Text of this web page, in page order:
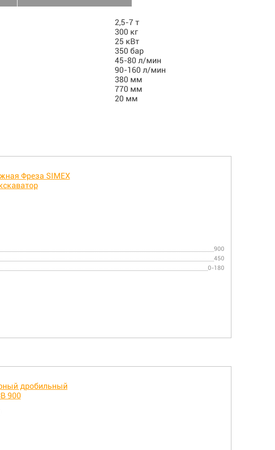
2,5-7 т
300 кг
25 кВт
350 бар
45-80 л/мин
90-160 л/мин
380 мм
770 мм
20 мм
900
450
0-180